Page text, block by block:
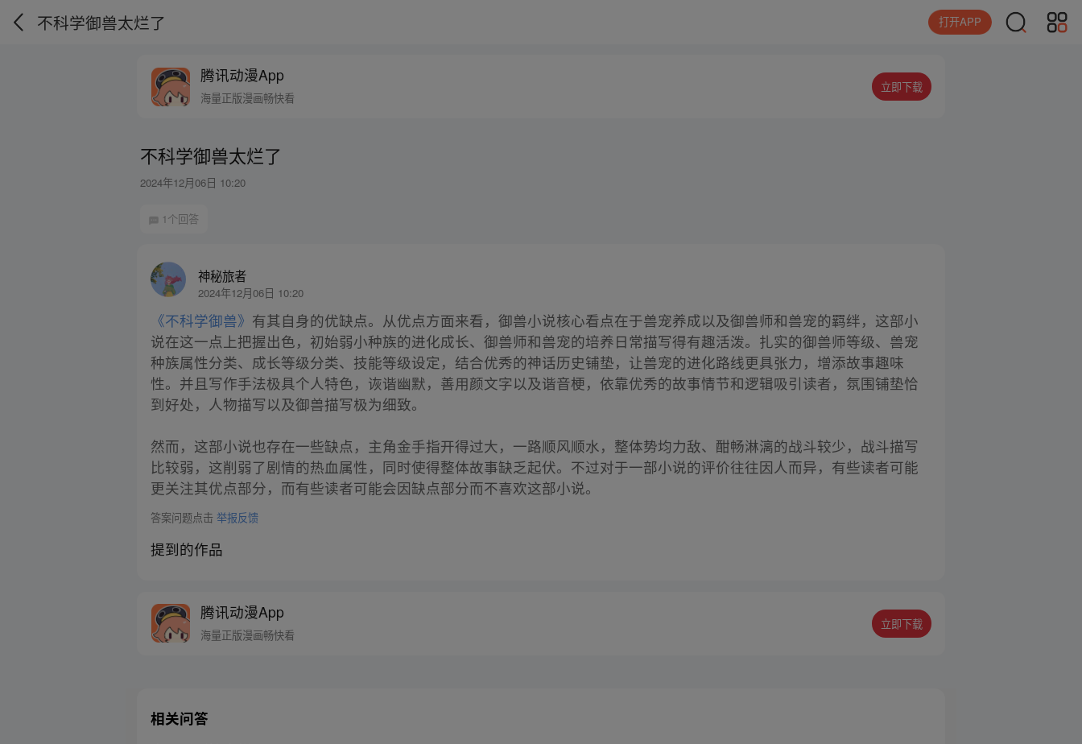
不科学御兽太烂了 打开APP
腾讯动漫App
海量正版漫画畅快看
立即下载
不科学御兽太烂了
2024年12月06日 10:20
1个回答
神秘旅者
2024年12月06日 10:20
《不科学御兽》 有其自身的优缺点。从优点方面来看，御兽小说核心看点在于兽宠养成以及御兽师和兽宠的羁绊，这部小
说在这一点上把握出色，初始弱小种族的进化成长、御兽师和兽宠的培养日常描写得有趣活泼。扎实的御兽师等级、兽宠
种族属性分类、成长等级分类、技能等级设定，结合优秀的神话历史铺垫，让兽宠的进化路线更具张力，增添故事趣味
性。并且写作手法极具个人特色，诙谐幽默，善用颜文字以及谐音梗，依靠优秀的故事情节和逻辑吸引读者，氛围铺垫恰
到好处，人物描写以及御兽描写极为细致。
然而，这部小说也存在一些缺点，主角金手指开得过大，一路顺风顺水，整体势均力敌、酣畅淋漓的战斗较少，战斗描写
比较弱，这削弱了剧情的热血属性，同时使得整体故事缺乏起伏。不过对于一部小说的评价往往因人而异，有些读者可能
更关注其优点部分，而有些读者可能会因缺点部分而不喜欢这部小说。
答案问题点击举报反馈
提到的作品
腾讯动漫App
海量正版漫画畅快看
立即下载
相关问答